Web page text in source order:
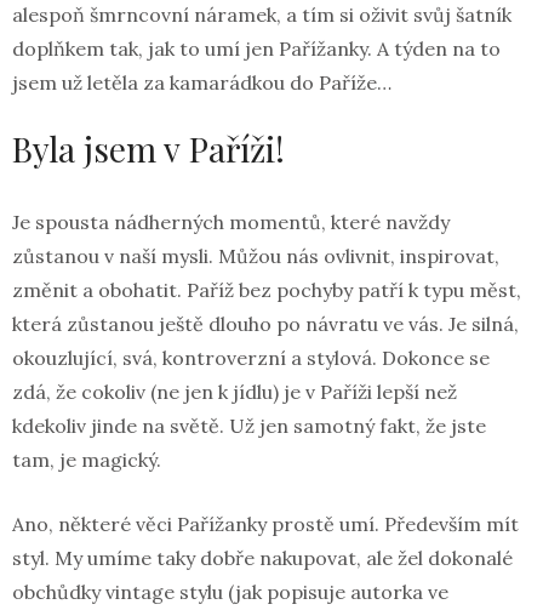
alespoň šmrncovní náramek, a tím si oživit svůj šatník
doplňkem tak, jak to umí jen Pařížanky. A týden na to
jsem už letěla za kamarádkou do Paříže…
Byla jsem v Paříži!
Je spousta nádherných momentů, které navždy
zůstanou v naší mysli. Můžou nás ovlivnit, inspirovat,
změnit a obohatit. Paříž bez pochyby patří k typu měst,
která zůstanou ještě dlouho po návratu ve vás. Je silná,
okouzlující, svá, kontroverzní a stylová. Dokonce se
zdá, že cokoliv (ne jen k jídlu) je v Paříži lepší než
kdekoliv jinde na světě. Už jen samotný fakt, že jste
tam, je magický.
Ano, některé věci Pařížanky prostě umí. Především mít
styl. My umíme taky dobře nakupovat, ale žel dokonalé
obchůdky vintage stylu (jak popisuje autorka ve